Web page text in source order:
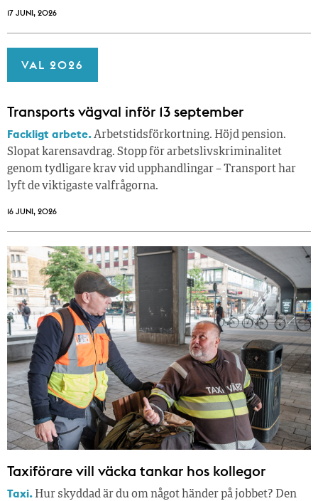
17 JUNI, 2026
VAL 2026
Transports vägval inför 13 september
Fackligt arbete.Arbetstidsförkortning. Höjd pension.
Slopat karensavdrag. Stopp för arbetslivskriminalitet
genom tydligare krav vid upphandlingar – Transport har
lyft de viktigaste valfrågorna.
16 JUNI, 2026
Taxiförare vill väcka tankar hos kollegor
Taxi. Hur skyddad är du om något händer på jobbet? Den